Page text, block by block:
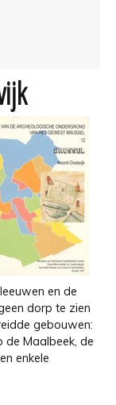
en de
dorp te zien
gebouwen:
de Maalbeek, de
enkele